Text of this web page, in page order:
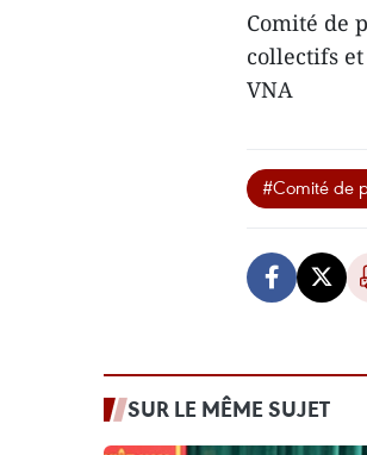
Comité de
collecti​fs
VNA
#Comité de
SUR LE MÊME SUJET